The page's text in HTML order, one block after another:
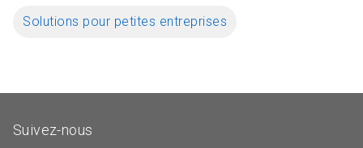
Solutions pour petites entreprises
Suivez-nous